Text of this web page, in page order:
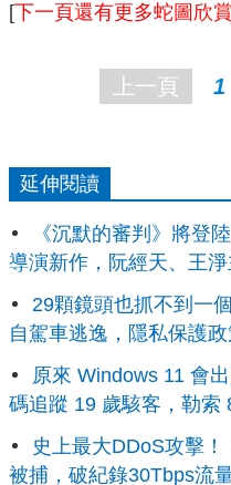
[下一頁還有更多蛇圖欣賞
上一頁 1
延伸閱讀
《沉默的審判》將登
導演新作，阮經天、王
29顆鏡頭也抓不到一
自駕車逃逸，隱私保護
原來 Windows 11 會
碼追蹤 19 歲駭客，勒索
史上最大DDoS攻擊
被捕，破紀錄30Tbps流